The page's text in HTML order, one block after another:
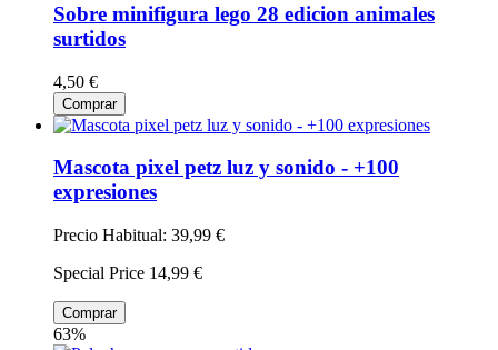
Sobre minifigura lego 28 edicion animales
surtidos
4,50 €
Comprar
Mascota pixel petz luz y sonido - +100
expresiones
Precio Habitual: 39,99 €
Special Price 14,99 €
Comprar
63%